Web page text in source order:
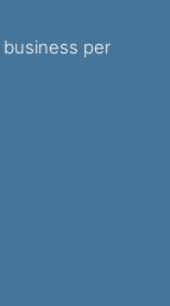
business per